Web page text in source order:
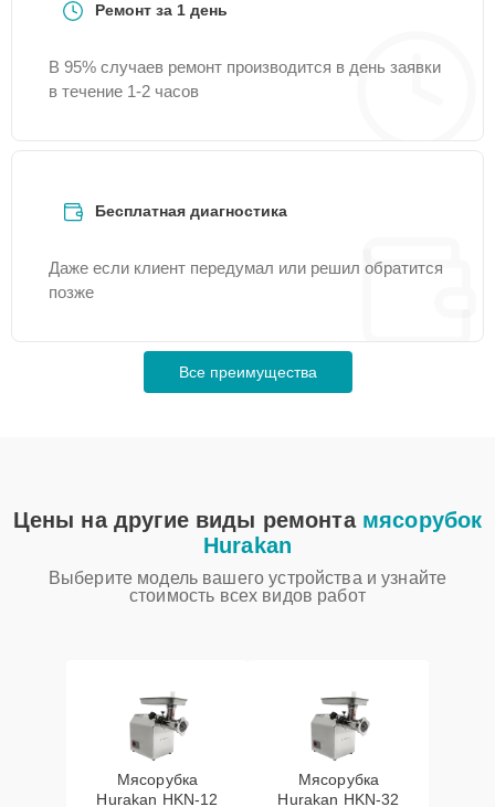
Ремонт за 1 день
В 95% случаев ремонт производится в день заявки
в течение 1-2 часов
Бесплатная диагностика
Даже если клиент передумал или решил обратится
позже
Все преимущества
Цены на другие виды ремонта мясорубок
Hurakan
Выберите модель вашего устройства и узнайте
стоимость всех видов работ
Мясорубка
Hurakan HKN‑12
Мясорубка
Hurakan HKN‑32